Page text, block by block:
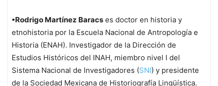
•Rodrigo Martínez Baracs es doctor en historia y
etnohistoria por la Escuela Nacional de Antropología e
Historia (ENAH). Investigador de la Dirección de
Estudios Históricos del INAH, miembro nivel I del
Sistema Nacional de Investigadores (SNI) y presidente
de la Sociedad Mexicana de Historiografía Lingüística.